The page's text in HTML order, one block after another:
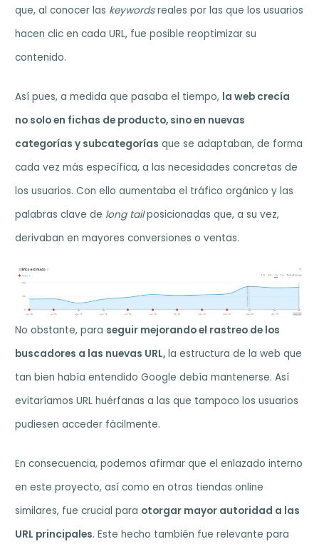
que, al conocer las keywordsreales por las que los usuarios
hacen clic en cada URL, fue posible reoptimizar su
contenido.
Así pues, a medida que pasaba el tiempo, la web crecía
no solo en fichas de producto, sino en nuevas
categorías y subcategorías que se adaptaban, de forma
cada vez más específica, a las necesidades concretas de
los usuarios. Con ello aumentaba el tráfico orgánico y las
palabras clave de long tailposicionadas que, a su vez,
derivaban en mayores conversiones o ventas.
No obstante, para seguir mejorando el rastreo de los
buscadores a las nuevas URL, la estructura de la web que
tan bien había entendido Google debía mantenerse. Así
evitaríamos URL huérfanas a las que tampoco los usuarios
pudiesen acceder fácilmente.
En consecuencia, podemos afirmar que el enlazado interno
en este proyecto, así como en otras tiendas online
similares, fue crucial para otorgar mayor autoridad a las
URL principales. Este hecho también fue relevante para